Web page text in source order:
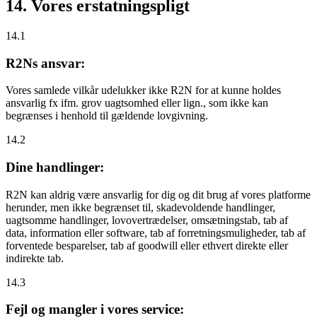
14. Vores erstatningspligt
14.1
R2Ns ansvar:
Vores samlede vilkår udelukker ikke R2N for at kunne holdes
ansvarlig fx ifm. grov uagtsomhed eller lign., som ikke kan
begrænses i henhold til gældende lovgivning.
14.2
Dine handlinger:
R2N kan aldrig være ansvarlig for dig og dit brug af vores platforme
herunder, men ikke begrænset til, skadevoldende handlinger,
uagtsomme handlinger, lovovertrædelser, omsætningstab, tab af
data, information eller software, tab af forretningsmuligheder, tab af
forventede besparelser, tab af goodwill eller ethvert direkte eller
indirekte tab.
14.3
Fejl og mangler i vores service: